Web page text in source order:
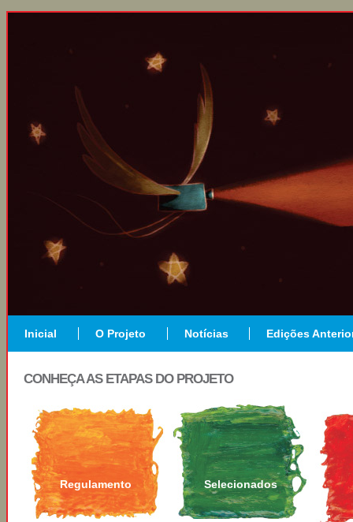
Inicial O Projeto Notícias Edições
CONHEÇA AS ETAPAS DO PROJETO
Regulamento Selecionados